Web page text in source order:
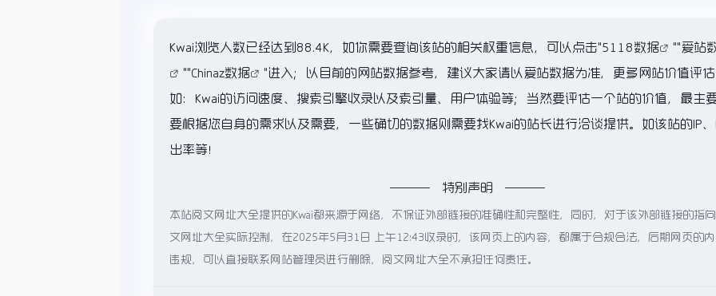
Kwai浏览人数已经达到88.4K，如你需要查询该站的相关权重信息，可以点击"5118数据 ""爱站
""Chinaz数据
"进入；以目前的网站数据参考，建议大家请以爱站数据为准，更多网站价值评
如：Kwai的访问速度、搜索引擎收录以及索引量、用户体验等；当然要评估一个站的价值，最主
要根据您自身的需求以及需要，一些确切的数据则需要找Kwai的站长进行洽谈提供。如该站的IP
出率等！
特别声明
本站阅文网址大全提供的Kwai都来源于网络，不保证外部链接的准确性和完整性，同时，对于该外部链接的指
文网址大全实际控制，在2025年5月31日 上午12:43收录时，该网页上的内容，都属于合规合法，后期网页的
违规，可以直接联系网站管理员进行删除，阅文网址大全不承担任何责任。